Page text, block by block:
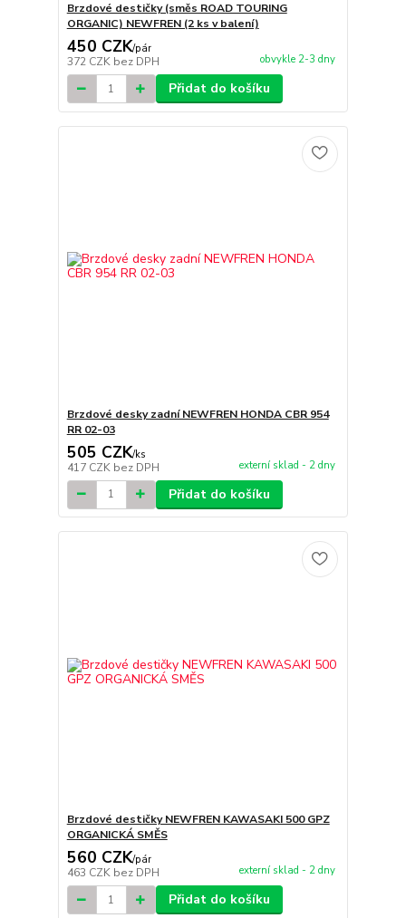
Brzdové destičky (směs ROAD TOURING
ORGANIC) NEWFREN (2 ks v balení)
450 CZK/pár
372 CZK bez DPH obvykle 2-3 dny
Přidat do košíku
Brzdové desky zadní NEWFREN HONDA CBR 954
RR 02-03
505 CZK/ks
417 CZK bez DPH externí sklad - 2 dny
Přidat do košíku
Brzdové destičky NEWFREN KAWASAKI 500 GPZ
ORGANICKÁ SMĚS
560 CZK/pár
463 CZK bez DPH externí sklad - 2 dny
Přidat do košíku